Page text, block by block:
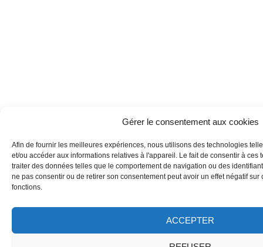
Gérer le consentement aux cookies
Afin de fournir les meilleures expériences, nous utilisons des technologies
et/ou accéder aux informations relatives à l'appareil. Le fait de consentir à ces
traiter des données telles que le comportement de navigation ou des
ne pas consentir ou de retirer son consentement peut avoir un effet négatif sur
fonctions.
ACCEPTER